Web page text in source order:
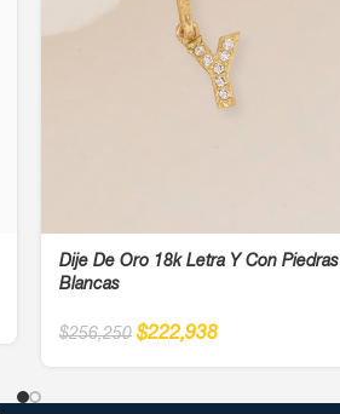
Dije De Oro 18k Letra Y Con Piedras
Blancas
$256,250 $222,938